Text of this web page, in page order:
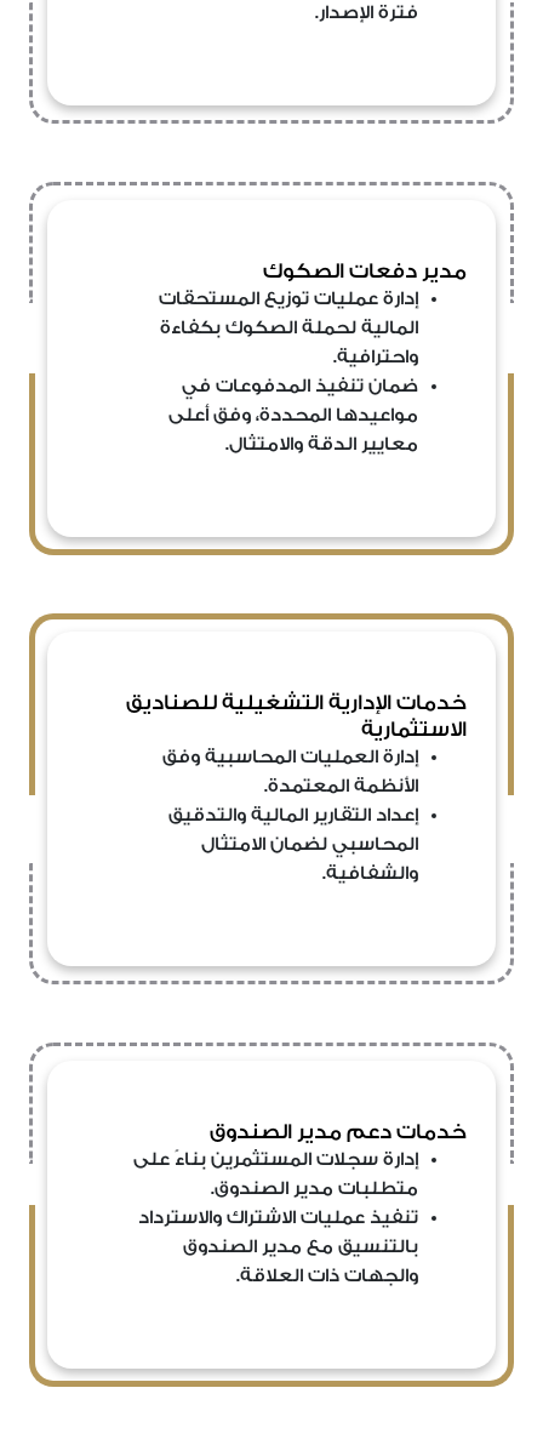
فترة الإصدار.
مدير دفعات الصكوك
إدارة عمليات توزيع المستحقات
المالية لحملة الصكوك بكفاءة
واحترافية.
ضمان تنفيذ المدفوعات في
مواعيدها المحددة، وفق أعلى
معايير الدقة والامتثال.
خدمات الإدارية التشغيلية للصناديق
الاستثمارية
إدارة العمليات المحاسبية وفق
الأنظمة المعتمدة.
إعداد التقارير المالية والتدقيق
المحاسبي لضمان الامتثال
والشفافية.
خدمات دعم مدير الصندوق
إدارة سجلات المستثمرين بناءً على
متطلبات مدير الصندوق.
تنفيذ عمليات الاشتراك والاسترداد
بالتنسيق مع مدير الصندوق
والجهات ذات العلاقة.